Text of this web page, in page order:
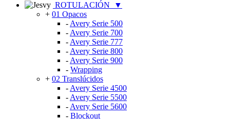
ROTULACIÓN
▼
+ 01 Opacos
- Avery Serie 500
- Avery Serie 700
- Avery Serie 777
- Avery Serie 800
- Avery Serie 900
- Wrapping
+ 02 Translúcidos
- Avery Serie 4500
- Avery Serie 5500
- Avery Serie 5600
- Blockout